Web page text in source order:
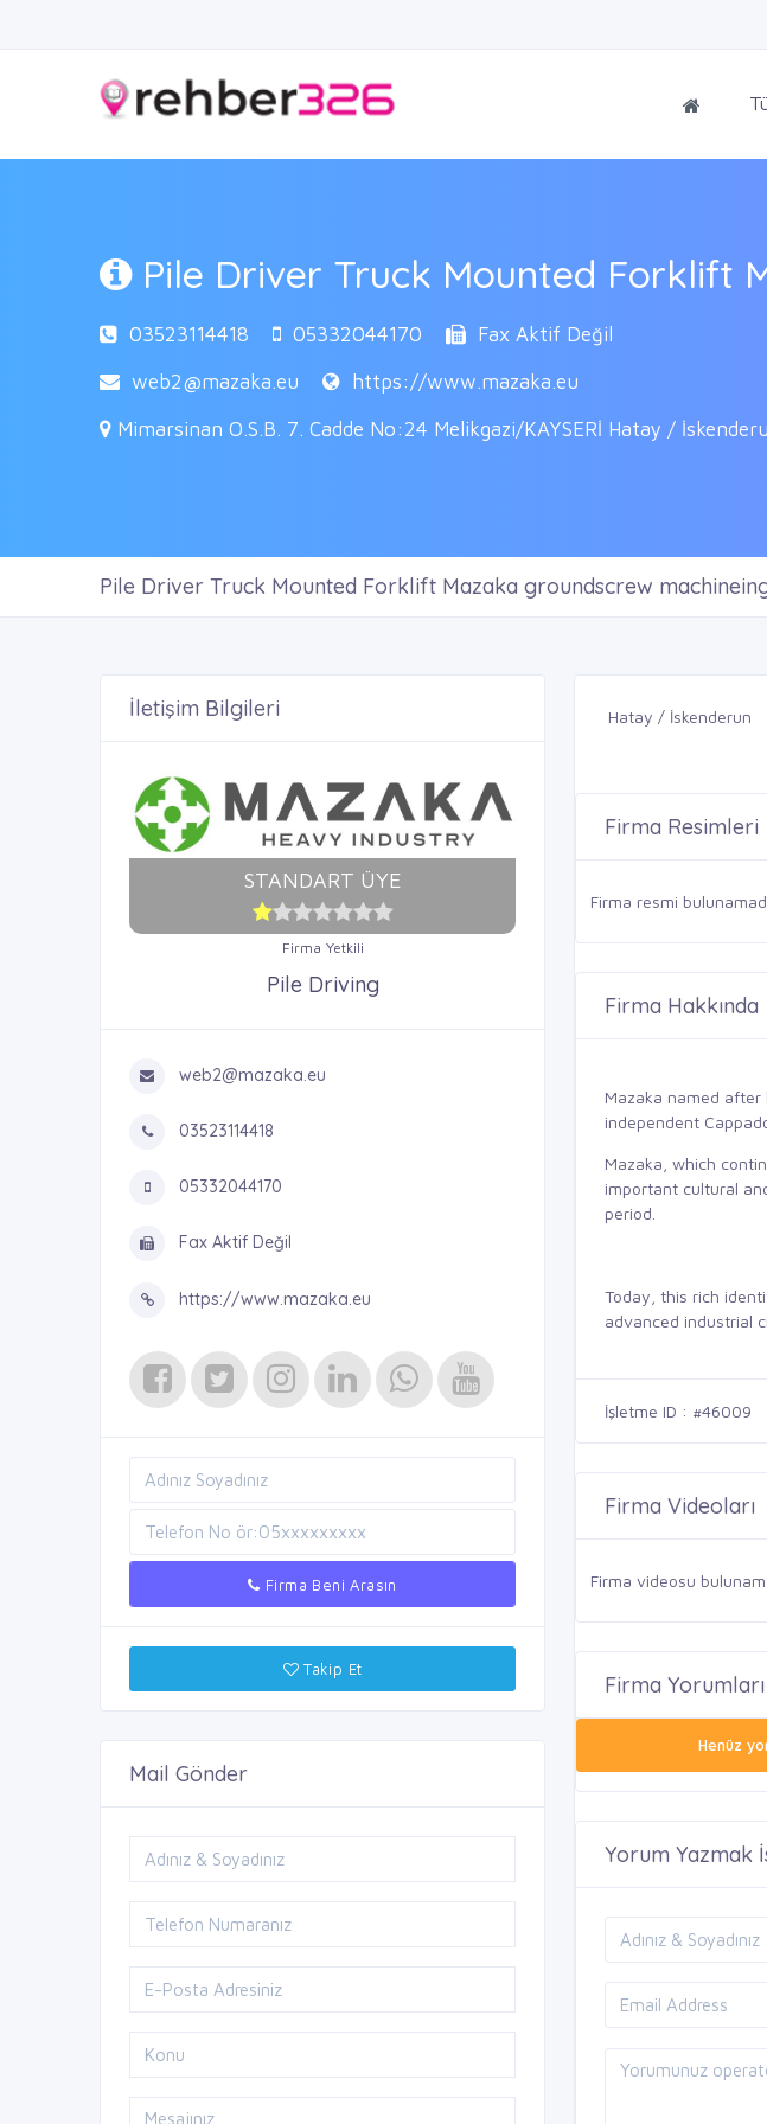
Pile Driver Truck Mounted Forklift
03523114418 05332044170
Fax Aktif Değil
web2@mazaka.eu
https://www.mazaka.eu
Mimarsinan O.S.B. 7. Cadde No:24 Melikgazi/KAYSERİ Hatay /
Pile Driver Truck Mounted Forklift Mazaka groundscrew
İletişim Bilgileri
STANDART ÜYE
Firma Yetkili
Pile Driving
web2@mazaka.eu
03523114418
05332044170
Fax Aktif Değil
https://www.mazaka.eu
Firma Beni Arasın
Takip Et
Mail Gönder
Hatay / İskenderun
Firma Resimleri
Firma resmi
Firma Hakkında
Mazaka named
independent
Mazaka, which
important cultural
period.
Today, this rich
advanced industrial
İşletme ID : #46009
Firma Videoları
Firma videosu
Firma Yorumları
Henüz
Yorum Yazmak